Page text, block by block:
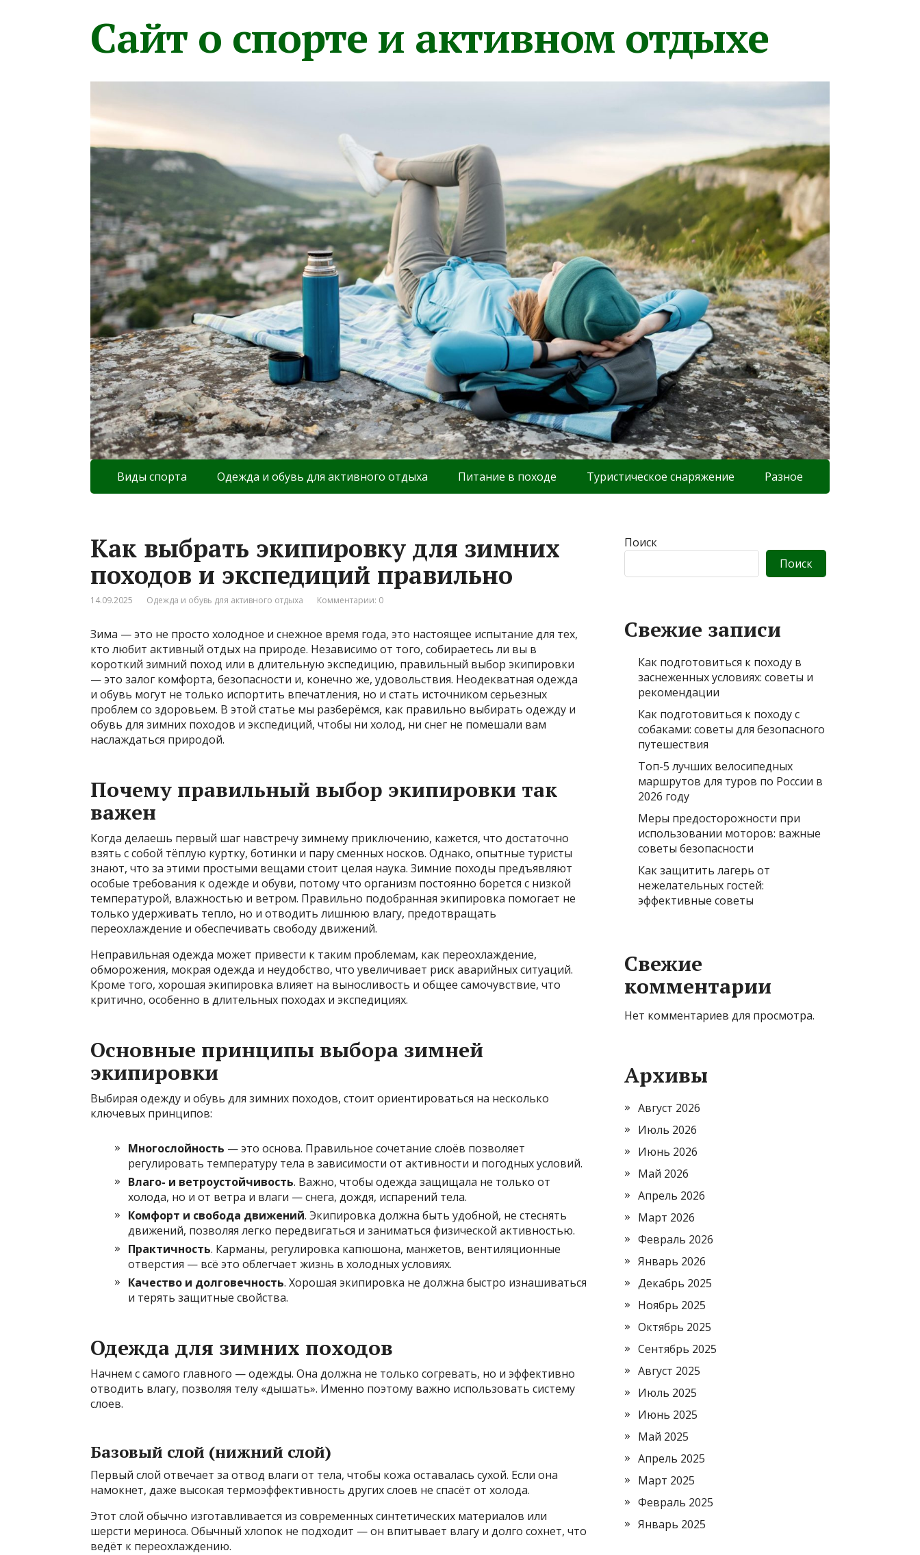
Сайт о спорте и активном отдыхе
Виды спорта Одежда и обувь для активного отдыха Питание в походе Туристическое снаряжение Разное
Как выбрать экипировку для зимних
походов и экспедиций правильно
14.09.2025 Одежда и обувь для активного отдыха Комментарии: 0
Зима — это не просто холодное и снежное время года, это настоящее испытание для тех,
кто любит активный отдых на природе. Независимо от того, собираетесь ли вы в
короткий зимний поход или в длительную экспедицию, правильный выбор экипировки
— это залог комфорта, безопасности и, конечно же, удовольствия. Неодекватная одежда
и обувь могут не только испортить впечатления, но и стать источником серьезных
проблем со здоровьем. В этой статье мы разберёмся, как правильно выбирать одежду и
обувь для зимних походов и экспедиций, чтобы ни холод, ни снег не помешали вам
наслаждаться природой.
Почему правильный выбор экипировки так
важен
Когда делаешь первый шаг навстречу зимнему приключению, кажется, что достаточно
взять с собой тёплую куртку, ботинки и пару сменных носков. Однако, опытные туристы
знают, что за этими простыми вещами стоит целая наука. Зимние походы предъявляют
особые требования к одежде и обуви, потому что организм постоянно борется с низкой
температурой, влажностью и ветром. Правильно подобранная экипировка помогает не
только удерживать тепло, но и отводить лишнюю влагу, предотвращать
переохлаждение и обеспечивать свободу движений.
Неправильная одежда может привести к таким проблемам, как переохлаждение,
обморожения, мокрая одежда и неудобство, что увеличивает риск аварийных ситуаций.
Кроме того, хорошая экипировка влияет на выносливость и общее самочувствие, что
критично, особенно в длительных походах и экспедициях.
Основные принципы выбора зимней
экипировки
Выбирая одежду и обувь для зимних походов, стоит ориентироваться на несколько
ключевых принципов:
Многослойность — это основа. Правильное сочетание слоёв позволяет
регулировать температуру тела в зависимости от активности и погодных условий.
Влаго- и ветроустойчивость. Важно, чтобы одежда защищала не только от
холода, но и от ветра и влаги — снега, дождя, испарений тела.
Комфорт и свобода движений. Экипировка должна быть удобной, не стеснять
движений, позволяя легко передвигаться и заниматься физической активностью.
Практичность. Карманы, регулировка капюшона, манжетов, вентиляционные
отверстия — всё это облегчает жизнь в холодных условиях.
Качество и долговечность. Хорошая экипировка не должна быстро изнашиваться
и терять защитные свойства.
Одежда для зимних походов
Начнем с самого главного — одежды. Она должна не только согревать, но и эффективно
отводить влагу, позволяя телу «дышать». Именно поэтому важно использовать систему
слоев.
Базовый слой (нижний слой)
Первый слой отвечает за отвод влаги от тела, чтобы кожа оставалась сухой. Если она
намокнет, даже высокая термоэффективность других слоев не спасёт от холода.
Этот слой обычно изготавливается из современных синтетических материалов или
шерсти мериноса. Обычный хлопок не подходит — он впитывает влагу и долго сохнет, что
ведёт к переохлаждению.
Поиск
Поиск
Свежие записи
Как подготовиться к походу в
заснеженных условиях: советы и
рекомендации
Как подготовиться к походу с
собаками: советы для безопасного
путешествия
Топ-5 лучших велосипедных
маршрутов для туров по России в
2026 году
Меры предосторожности при
использовании моторов: важные
советы безопасности
Как защитить лагерь от
нежелательных гостей:
эффективные советы
Свежие
комментарии
Нет комментариев для просмотра.
Архивы
Август 2026
Июль 2026
Июнь 2026
Май 2026
Апрель 2026
Март 2026
Февраль 2026
Январь 2026
Декабрь 2025
Ноябрь 2025
Октябрь 2025
Сентябрь 2025
Август 2025
Июль 2025
Июнь 2025
Май 2025
Апрель 2025
Март 2025
Февраль 2025
Январь 2025